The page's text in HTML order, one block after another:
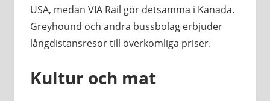
USA, medan VIA Rail gör detsamma i Kanada.
Greyhound och andra bussbolag erbjuder
långdistansresor till överkomliga priser.
Kultur och mat